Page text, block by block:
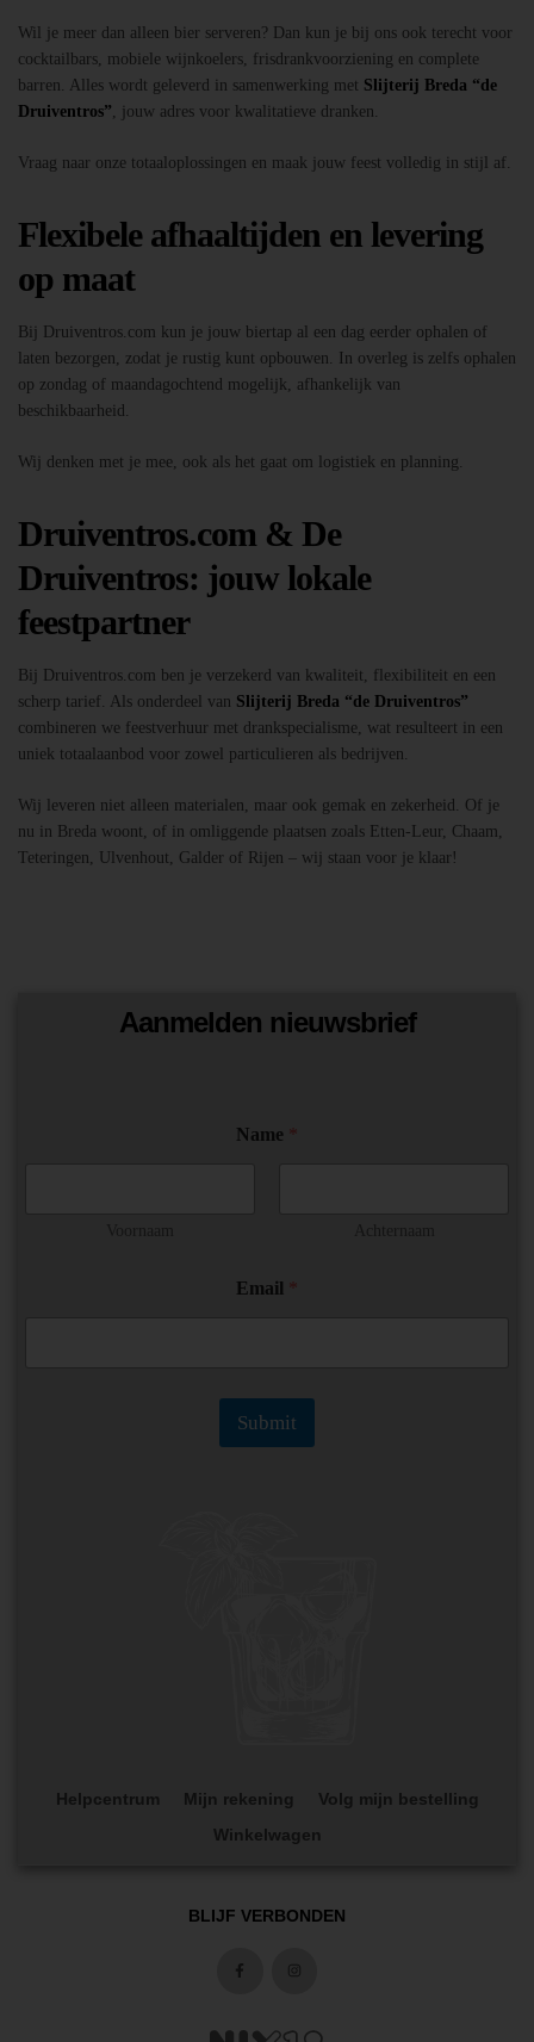
Wil je meer dan alleen bier serveren? Dan kun je bij ons ook terecht voor
cocktailbars, mobiele wijnkoelers, frisdrankvoorziening en complete
barren. Alles wordt geleverd in samenwerking met Slijterij Breda “de
Druiventros” , jouw adres voor kwalitatieve dranken.
Vraag naar onze totaaloplossingen en maak jouw feest volledig in stijl af.
Flexibele afhaaltijden en levering
op maat
Bij Druiventros.com kun je jouw biertap al een dag eerder ophalen of
laten bezorgen, zodat je rustig kunt opbouwen. In overleg is zelfs ophalen
op zondag of maandagochtend mogelijk, afhankelijk van
beschikbaarheid.
Wij denken met je mee, ook als het gaat om logistiek en planning.
Druiventros.com & De
Druiventros: jouw lokale
feestpartner
Bij Druiventros.com ben je verzekerd van kwaliteit, flexibiliteit en een
scherp tarief. Als onderdeel van Slijterij Breda “de Druiventros”
combineren we feestverhuur met drankspecialisme, wat resulteert in een
uniek totaalaanbod voor zowel particulieren als bedrijven.
Wij leveren niet alleen materialen, maar ook gemak en zekerheid. Of je
nu in Breda woont, of in omliggende plaatsen zoals Etten-Leur, Chaam,
Teteringen, Ulvenhout, Galder of Rijen – wij staan voor je klaar!
Aanmelden nieuwsbrief
Name
E
a
m
Email
Submit
Helpcentrum Mijn rekening
Volg mijn bestelling
Winkelwagen
BLIJF VERBONDEN